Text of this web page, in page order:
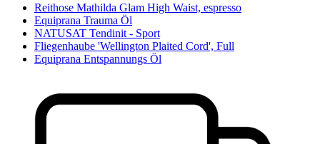
Reithose Mathilda Glam High Waist, espresso
Equiprana Trauma Öl
NATUSAT Tendinit - Sport
Fliegenhaube 'Wellington Plaited Cord', Full
Equiprana Entspannungs Öl